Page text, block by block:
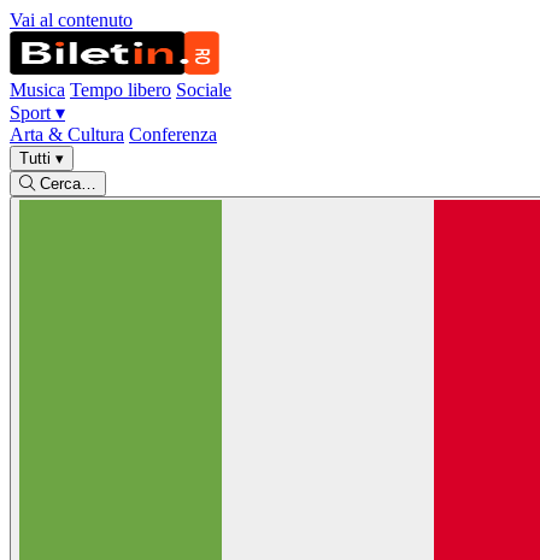
Vai al contenuto
Musica Tempo libero Sociale
Sport ▾
Arta & Cultura Conferenza
Tutti ▾
Cerca…